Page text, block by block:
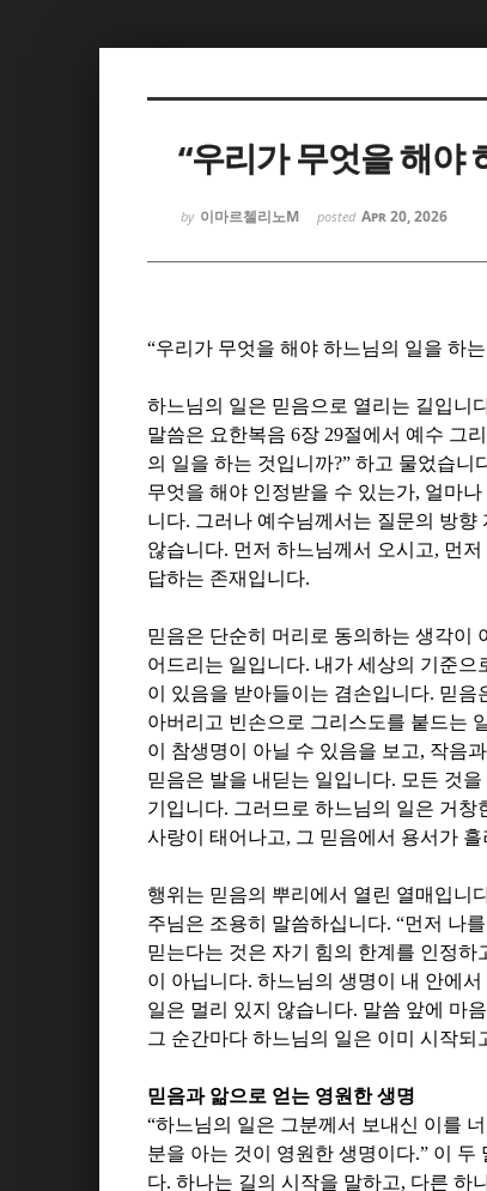
“우리가 무엇을 해야
by 이마르첼리노M posted Apr 20, 2026
“우리가 무엇을 해야 하느님의 일을 하
하느님의 일은 믿음으로 열리는 길입니
말씀은 요한복음 6장 29절에서 예수 그
의 일을 하는 것입니까?” 하고 물었습니
무엇을 해야 인정받을 수 있는가, 얼마나
니다. 그러나 예수님께서는 질문의 방향
않습니다. 먼저 하느님께서 오시고, 먼저
답하는 존재입니다.
믿음은 단순히 머리로 동의하는 생각이
어드리는 일입니다. 내가 세상의 기준으
이 있음을 받아들이는 겸손입니다. 믿음
아버리고 빈손으로 그리스도를 붙드는
이 참생명이 아닐 수 있음을 보고, 작음
믿음은 발을 내딛는 일입니다. 모든 것
기입니다. 그러므로 하느님의 일은 거
사랑이 태어나고, 그 믿음에서 용서가 흘
행위는 믿음의 뿌리에서 열린 열매입니
주님은 조용히 말씀하십니다. “먼저 나
믿는다는 것은 자기 힘의 한계를 인정
이 아닙니다. 하느님의 생명이 내 안에
일은 멀리 있지 않습니다. 말씀 앞에 마
그 순간마다 하느님의 일은 이미 시작되
믿음과 앎으로 얻는 영원한 생명
“하느님의 일은 그분께서 보내신 이를
분을 아는 것이 영원한 생명이다.” 이 두
다. 하나는 길의 시작을 말하고, 다른 하
Sketchbook5, 스케치
Sketchbook5, 스케치